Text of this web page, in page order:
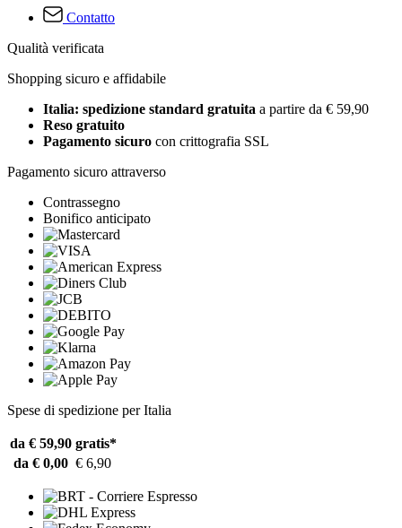
Contatto
Qualità verificata
Shopping sicuro e affidabile
Italia: spedizione standard gratuita a partire da € 59,90
Reso gratuito
Pagamento sicuro con crittografia SSL
Pagamento sicuro attraverso
Contrassegno
Bonifico anticipato
Spese di spedizione per Italia
da € 59,90 gratis*
da € 0,00 € 6,90